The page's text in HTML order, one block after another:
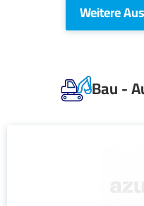
Weitere
Bau -